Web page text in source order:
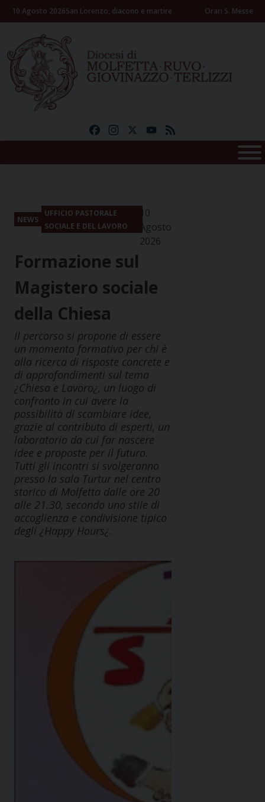
Skip10 Agosto 2026San Lorenzo, diacono e martire Orari S. Messe
FacebookInstagramYouTube
NEWS
UFFICIO PASTORALE
SOCIALE E DEL LAVORO
10
Agosto
2026
Formazione sul
Magistero sociale
della Chiesa
Il percorso si propone di essere
un momento formativo per chi è
alla ricerca di risposte concrete e
di approfondimenti sul tema
¿Chiesa e Lavoro¿, un luogo di
confronto in cui avere la
possibilità di scambiare idee,
grazie al contributo di esperti, un
laboratorio da cui far nascere
idee e proposte per il futuro.
Tutti gli incontri si svolgeranno
presso la sala Turtur nel centro
storico di Molfetta dalle ore 20
alle 21.30, secondo uno stile di
accoglienza e condivisione tipico
degli ¿Happy Hours¿.